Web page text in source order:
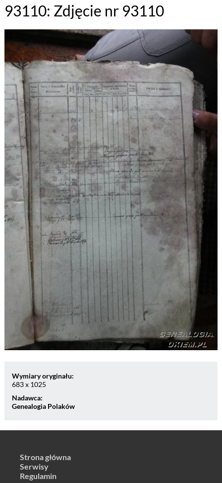
93110: Zdjęcie nr 93110
Wymiary oryginału:
683 x 1025
Nadawca:
Genealogia Polaków
Strona główna
Serwisy
Regulamin